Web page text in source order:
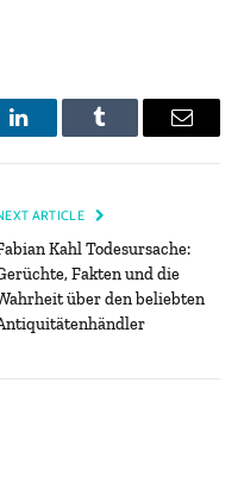
LinkedInTumblr Email
ARTICLE
Kahl Todesursache:
Fakten und die
über den beliebten